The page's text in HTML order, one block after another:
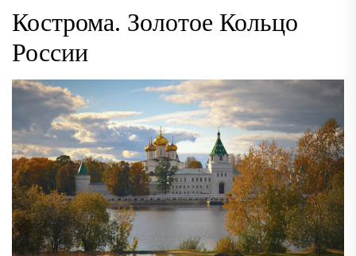
Кострома. Золотое Кольцо
России